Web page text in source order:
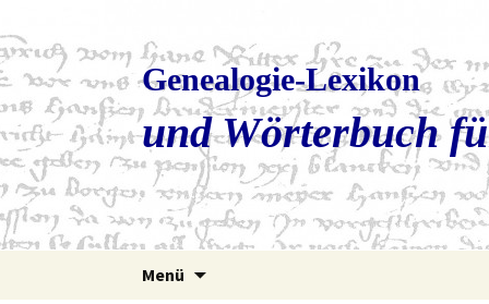
Genealogie-Lexikon
und Wörterbuch
Menü